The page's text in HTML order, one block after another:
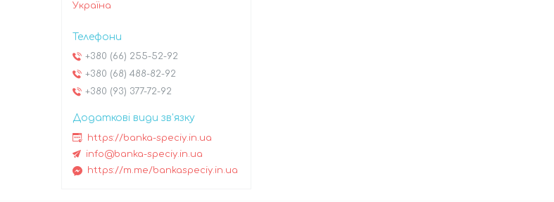
Україна
+380 (66) 255-52-92
+380 (68) 488-82-92
+380 (93) 377-72-92
https://banka-speciy.in.ua
info@banka-speciy.in.ua
https://m.me/bankaspeciy.in.ua